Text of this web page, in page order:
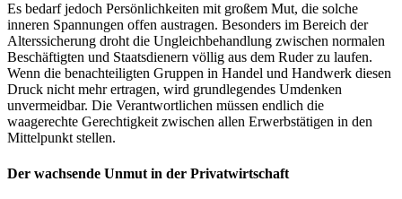
Es bedarf jedoch Persönlichkeiten mit großem Mut, die solche
inneren Spannungen offen austragen. Besonders im Bereich der
Alterssicherung droht die Ungleichbehandlung zwischen normalen
Beschäftigten und Staatsdienern völlig aus dem Ruder zu laufen.
Wenn die benachteiligten Gruppen in Handel und Handwerk diesen
Druck nicht mehr ertragen, wird grundlegendes Umdenken
unvermeidbar. Die Verantwortlichen müssen endlich die
waagerechte Gerechtigkeit zwischen allen Erwerbstätigen in den
Mittelpunkt stellen.
Der wachsende Unmut in der Privatwirtschaft